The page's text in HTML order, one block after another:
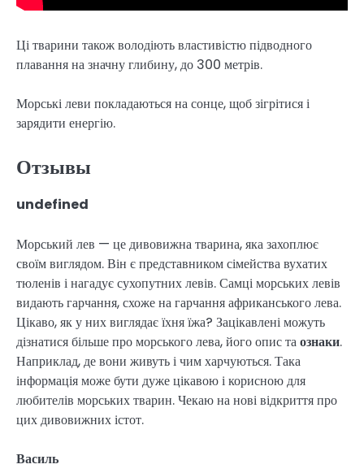
Ці тварини також володіють властивістю підводного
плавання на значну глибину, до 300 метрів.
Морські леви покладаються на сонце, щоб зігрітися і
зарядити енергію.
Отзывы
undefined
Морський лев — це дивовижна тварина, яка захоплює
своїм виглядом. Він є представником сімейства вухатих
тюленів і нагадує сухопутних левів. Самці морських левів
видають гарчання, схоже на гарчання африканського лева.
Цікаво, як у них виглядає їхня їжа? Зацікавлені можуть
дізнатися більше про морського лева, його опис таознаки.
Наприклад, де вони живуть і чим харчуються. Така
інформація може бути дуже цікавою і корисною для
любителів морських тварин. Чекаю на нові відкриття про
цих дивовижних істот.
Василь